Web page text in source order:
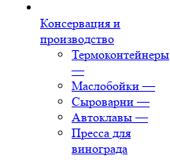
Консервация и
производство
Термоконтейнеры
—
Маслобойки —
Сыроварни —
Автоклавы —
Пресса для
винограда